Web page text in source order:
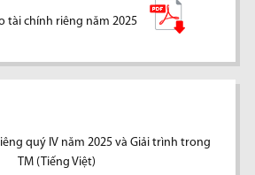
tài chính riêng năm 2025
quý IV năm 2025 và Giải trình trong
TM (Tiếng Việt)